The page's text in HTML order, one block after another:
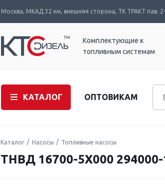
Москва, МКАД 32 км, внешняя сторона, ТК ТРАКТ пав.
Комплектующие к
топливным системам
КАТАЛОГ ОПТОВИКАМ
Каталог Насосы Топливные насосы
ТНВД 16700-5X000 294000-